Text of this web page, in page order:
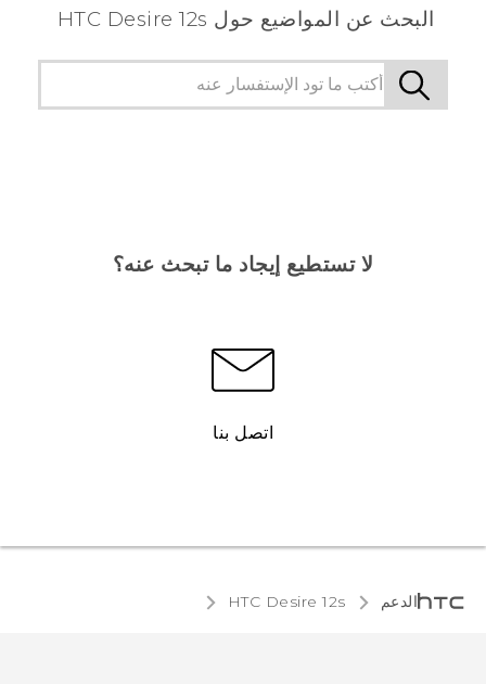
البحث عن المواضيع حول HTC Desire 12s
لا تستطيع إيجاد ما تبحث عنه؟
اتصل بنا
الدعم HTC Desire 12s‎